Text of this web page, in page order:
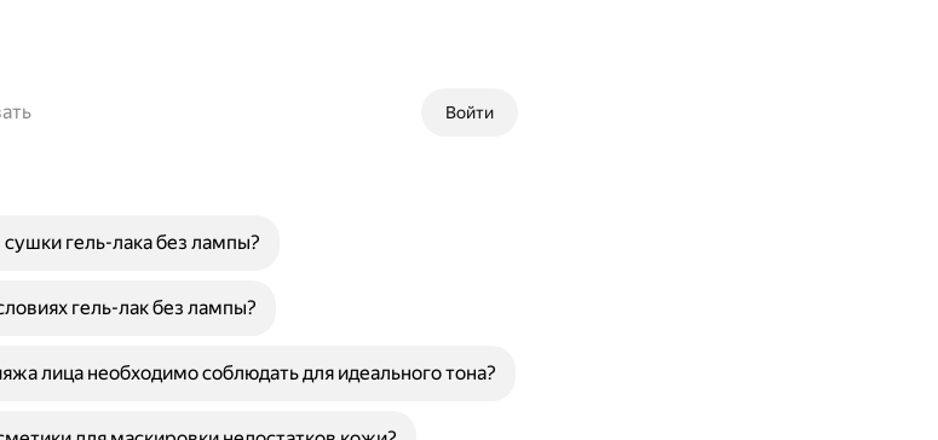
Войти
гель-лака без лампы?
гель-лак без лампы?
лица необходимо соблюдать для идеального тона?